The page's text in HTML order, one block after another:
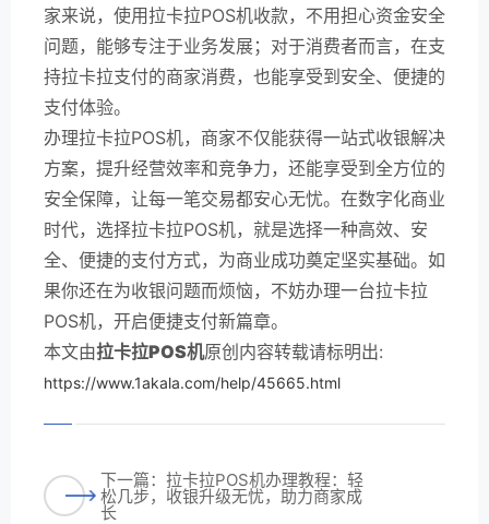
家来说，使用拉卡拉POS机收款，不用担心资金安全
问题，能够专注于业务发展；对于消费者而言，在支
持拉卡拉支付的商家消费，也能享受到安全、便捷的
支付体验。
办理拉卡拉POS机，商家不仅能获得一站式收银解决
方案，提升经营效率和竞争力，还能享受到全方位的
安全保障，让每一笔交易都安心无忧。在数字化商业
时代，选择拉卡拉POS机，就是选择一种高效、安
全、便捷的支付方式，为商业成功奠定坚实基础。如
果你还在为收银问题而烦恼，不妨办理一台拉卡拉
POS机，开启便捷支付新篇章。
本文由拉卡拉POS机原创内容转载请标明出:
https://www.1akala.com/help/45665.html
下一篇：拉卡拉POS机办理教程：轻
松几步，收银升级无忧，助力商家成
长